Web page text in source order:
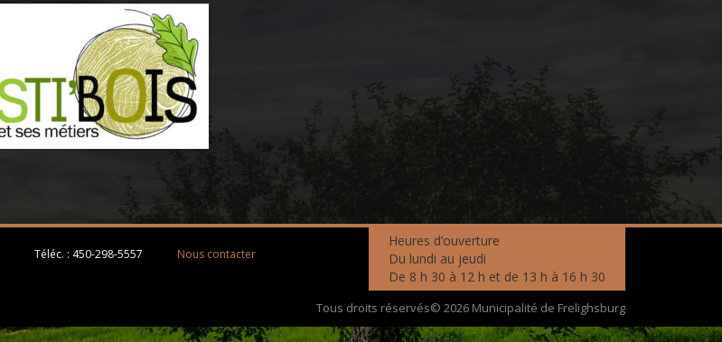
Téléc. : 450-298-5557 Nous contacter
Heures d’ouverture
Du lundi au jeudi
De 8 h 30 à 12 h et de 13 h à 16 h 30
Tous droits réservés© 2026 Municipalité de Frelighsburg